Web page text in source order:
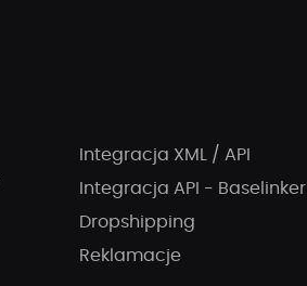
Integracja XML / API
Integracja API - Baselinker
Dropshipping
Reklamacje